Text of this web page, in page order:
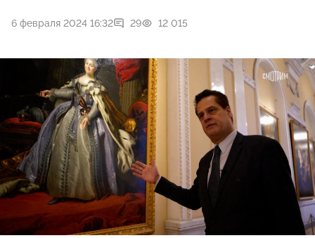
6 февраля 2024 16:32 29 12 015